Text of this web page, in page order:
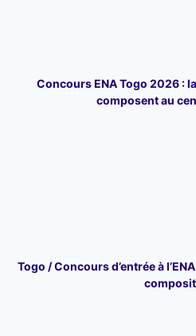
Concours ENA Togo 2026 :
composent au
Togo / Concours d’entrée à